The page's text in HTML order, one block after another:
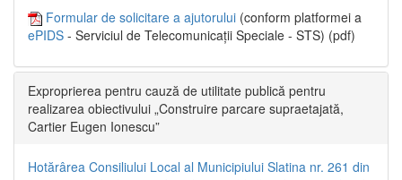
Formular de solicitare a ajutorului (conform platformei a
ePIDS - Serviciul de Telecomunicații Speciale - STS) (pdf)
Exproprierea pentru cauză de utilitate publică pentru
realizarea obiectivului „Construire parcare supraetajată,
Cartier Eugen Ionescu”
Hotărârea Consiliului Local al Municipiului Slatina nr. 261 din